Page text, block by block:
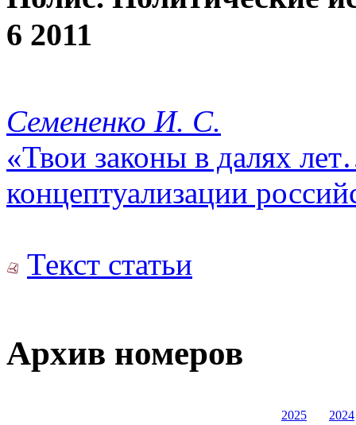
6 2011
Семененко И. С.
«Твои законы в далях
концептуализации
Текст статьи
Архив номеров
2025
2024